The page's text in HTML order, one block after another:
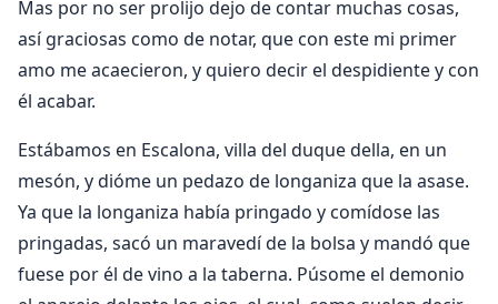
Mas por no ser prolijo dejo de contar muchas cosas,
así graciosas como de notar, que con este mi primer
amo me acaecieron, y quiero decir el despidiente y con
él acabar.
Estábamos en Escalona, villa del duque della, en un
mesón, y dióme un pedazo de longaniza que la asase.
Ya que la longaniza había pringado y comídose las
pringadas, sacó un maravedí de la bolsa y mandó que
fuese por él de vino a la taberna. Púsome el demonio